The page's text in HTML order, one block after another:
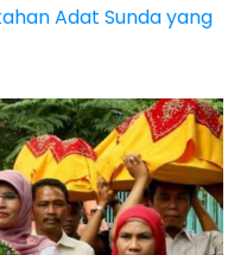
Adat Sunda yang